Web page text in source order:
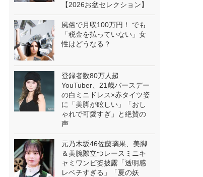
【2026お盆セレクション】
風俗で月収100万円！ でも
「税金を払っていない」女
性はどうなる？
登録者数80万人超
YouTuber、21歳バースデー
の白ミニドレス×赤タイツ姿
に「美脚が眩しい」「おし
ゃれで可愛すぎ」と絶賛の
声
元乃木坂46佐藤璃果、美脚
＆美腕際立つレースミニキ
ャミワンピ姿披露「透明感
レベチすぎる」「夏の妖